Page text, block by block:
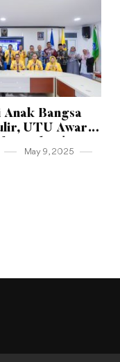
Anak Bangsa
UTU Awards
May 9 , 2025